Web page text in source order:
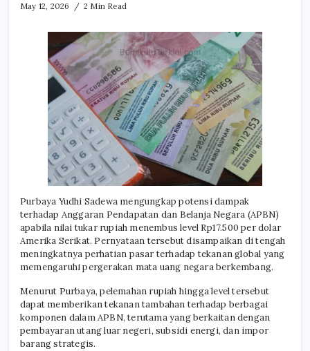
May 12, 2026
2 Min Read
Purbaya Yudhi Sadewa mengungkap potensi dampak
terhadap Anggaran Pendapatan dan Belanja Negara (APBN)
apabila nilai tukar rupiah menembus level Rp17.500 per dolar
Amerika Serikat. Pernyataan tersebut disampaikan di tengah
meningkatnya perhatian pasar terhadap tekanan global yang
memengaruhi pergerakan mata uang negara berkembang.
Menurut Purbaya, pelemahan rupiah hingga level tersebut
dapat memberikan tekanan tambahan terhadap berbagai
komponen dalam APBN, terutama yang berkaitan dengan
pembayaran utang luar negeri, subsidi energi, dan impor
barang strategis.